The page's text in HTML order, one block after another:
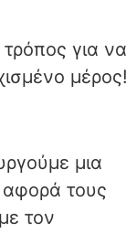
για να
μέρος!
μια
τους
τον